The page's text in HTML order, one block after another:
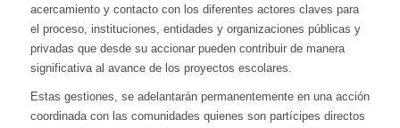
acercamiento y contacto con los diferentes actores claves para
el proceso, instituciones, entidades y organizaciones públicas y
privadas que desde su accionar pueden contribuir de manera
significativa al avance de los proyectos escolares.
Estas gestiones, se adelantarán permanentemente en una acción
coordinada con las comunidades quienes son partícipes directos